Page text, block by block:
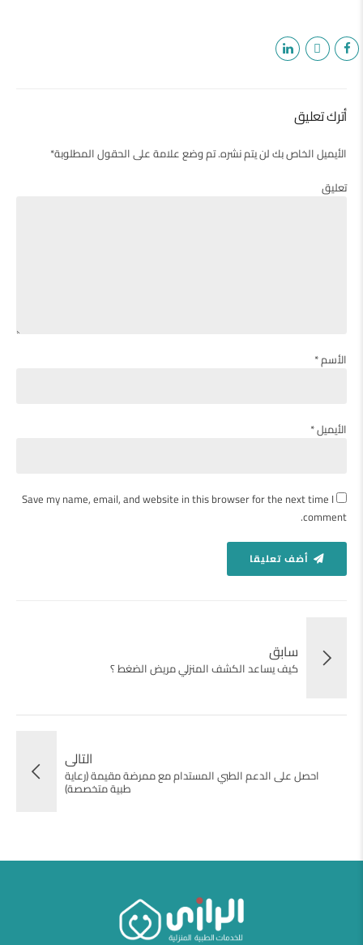
أترك تعليق
الأيميل الخاص بك لن يتم نشره. تم وضع علامة على الحقول المطلوبة*
تعليق
الأسم *
الأيميل *
Save my name, email, and website in this browser for the next time I
comment.
أضف تعليقا
سابق
كيف يساعد الكشف المنزلي مريض الضغط ؟
التالى
احصل على الدعم الطبي المستدام مع ممرضة مقيمة (رعاية
طبية متخصصة)